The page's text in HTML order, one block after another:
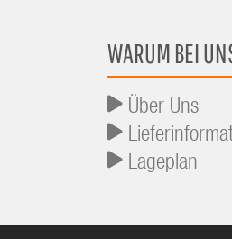
WARUM BEI
Über Uns
Lageplan